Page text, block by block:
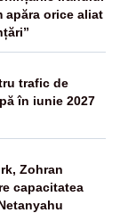
apăra orice aliat
trafic de
în iunie 2027
Zohran
capacitatea